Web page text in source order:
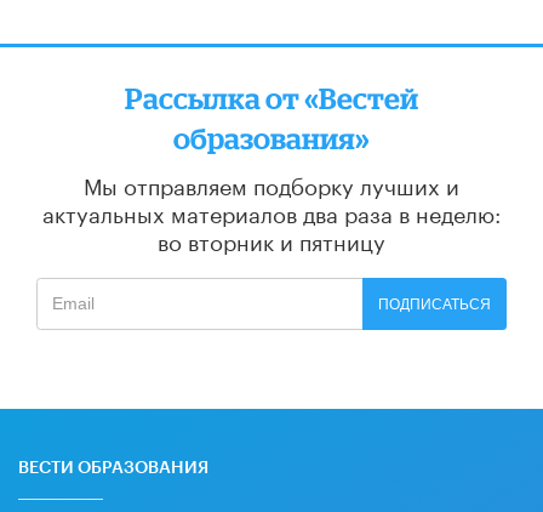
Рассылка от «Вестей
образования»
Мы отправляем подборку лучших и
актуальных материалов два раза в неделю:
во вторник и пятницу
ПОДПИСАТЬСЯ
ВЕСТИ ОБРАЗОВАНИЯ